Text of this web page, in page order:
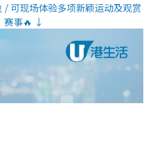
可现场体验多项新颖运动及观赏
赛事🔥 ↓